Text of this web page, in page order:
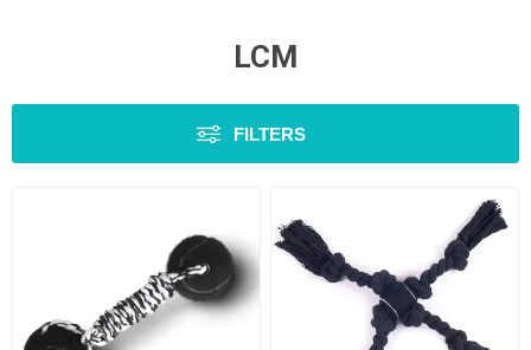
LCM
FILTERS